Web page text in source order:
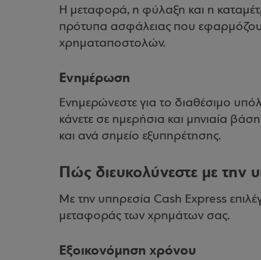
Η μεταφορά, η φύλαξη και η
πρότυπα ασφάλειας που
χρηματαποστολών.
Ενημέρωση
Ενημερώνεστε για το διαθέσιμο
κάνετε σε ημερήσια και μηνιαία
και ανά σημείο εξυπηρέτησης.
Πώς διευκολύνεστε με την
Με την υπηρεσία Cash Express
μεταφοράς των χρημάτων σας.
Εξοικονόμηση χρόνου